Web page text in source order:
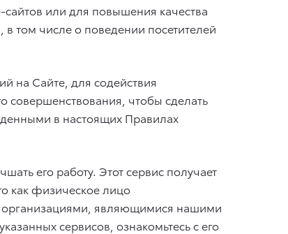
или для повышения качества
том числе о поведении посетителей
на Сайте, для содействия
совершенствования, чтобы сделать
в настоящих Правилах
его работу. Этот сервис получает
как физическое лицо
организациями, являющимися нашими
сервисов, ознакомьтесь с его